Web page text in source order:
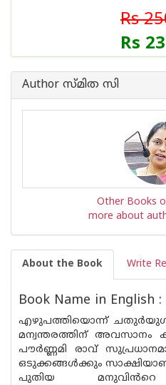
Rs
Rs
Author സ്മിത സി
Other
more about
About the Book Write
Book Name in English
എഴുപത്തിയൊന്ന്
മന്വന്തരത്തിന് അവസാനം
പൗർണ്ണമി രാവ്
ഒടുക്കങ്ങൾക്കും
പുതിയ മനുവിൻറെ